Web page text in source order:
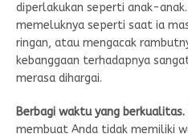
diperlakukan seperti anak-
memeluknya seperti saat ia
ringan, atau mengacak
kebanggaan terhadapnya
merasa dihargai.
Berbagi waktu yang berkualitas.
membuat Anda tidak memiliki